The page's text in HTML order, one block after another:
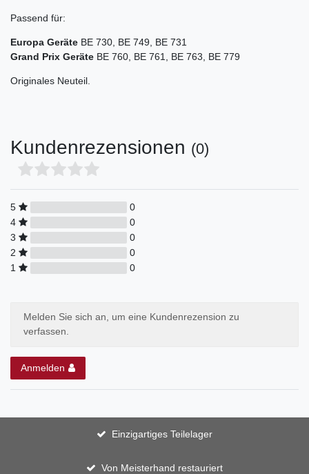
Passend für:
Europa Geräte BE 730, BE 749, BE 731
Grand Prix Geräte BE 760, BE 761, BE 763, BE 779
Originales Neuteil.
Kundenrezensionen (0)
5
0
4
0
3
0
2
0
1
0
Melden Sie sich an, um eine Kundenrezension zu
verfassen.
Anmelden
Einzigartiges Teilelager
Von Meisterhand restauriert